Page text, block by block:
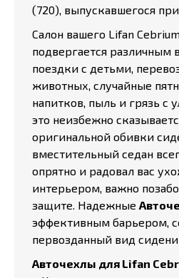
(720), выпускавшегося
Салон вашего Lifan
подвергается различным
поездки с детьми,
животных, случайные
напитков, пыль и грязь с
это неизбежно
оригинальной обивки
вместительный седан
опрятно и радовал вас
интерьером, важно
защите. Надежные
эффективным барьером,
первозданный вид
Авточехлы для Lifan